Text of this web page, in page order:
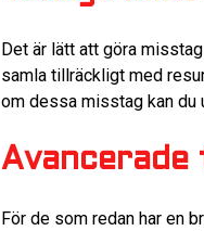
Det är lätt att göra
samla tillräckligt med
om dessa misstag kan du
För de som redan har en